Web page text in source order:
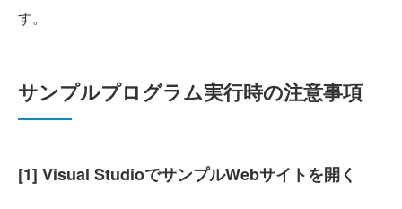
す。
サンプルプログラム実行時の注意事項
[1] Visual StudioでサンプルWebサイトを開く